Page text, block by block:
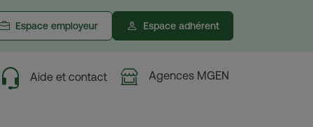
Espace employeur Espace adhérent
Aide et contact Agences MGEN